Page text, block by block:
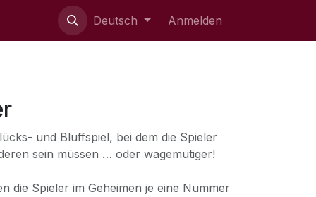
Deutsch Anmelden
und Bluffspiel, bei dem die Spieler
sein müssen … oder wagemutiger!
die Spieler im Geheimen je eine Nummer